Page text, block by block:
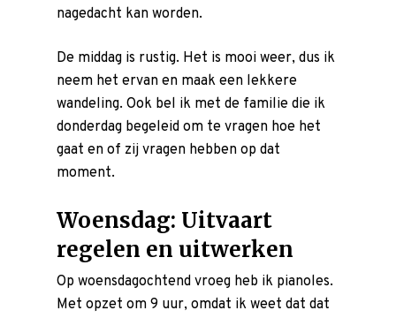
nagedacht kan worden.
De middag is rustig. Het is mooi weer, dus ik
neem het ervan en maak een lekkere
wandeling. Ook bel ik met de familie die ik
donderdag begeleid om te vragen hoe het
gaat en of zij vragen hebben op dat
moment.
Woensdag: Uitvaart
regelen en uitwerken
Op woensdagochtend vroeg heb ik pianoles.
Met opzet om 9 uur, omdat ik weet dat dat